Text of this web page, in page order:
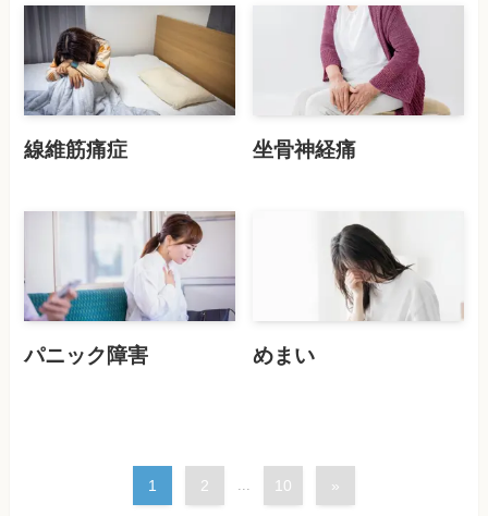
線維筋痛症 坐骨神経痛
パニック障害 めまい
1 2 ... 10 »